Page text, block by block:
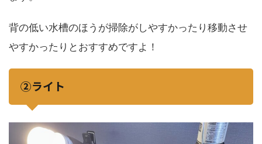
背の低い水槽のほうが掃除がしやすかったり移動させ
やすかったりとおすすめですよ！
②ライト